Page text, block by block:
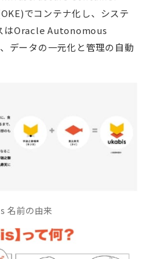
でコンテナ化し、システ
はOracle Autonomous
データの一元化と管理の自動
名前の由来